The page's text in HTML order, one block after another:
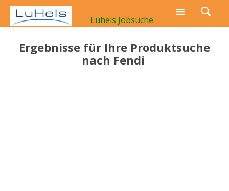
Luhels Jobsuche
Ergebnisse für Ihre Produktsuche
nach Fendi